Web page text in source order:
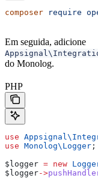
composer require
Em seguida, adicione
do Monolog.
PHP
use
use Monolog\ Logger ;
$logger = new
$logger->